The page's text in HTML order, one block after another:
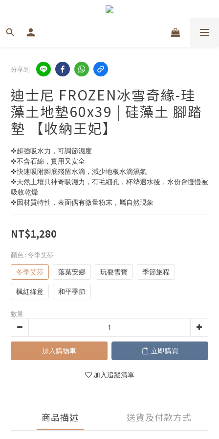
分享到
迪士尼 FROZEN冰雪奇緣-珪
藻土地墊60x39 | 硅藻土 腳踏
墊 【收納王妃】
✜超強吸水力，可調節濕度
✜不含石綿，實用又安全
✜快速吸附腳底殘留水滴，減少地板水滴濕氣
✜天然土壤具神奇吸濕力，有毛細孔，杯墊遇水後，水份會慢慢被
吸收乾燥
✜因材質特性，表面偶有微量粉末，屬自然現象
NT$1,280
顏色 : 冬季艾莎
冬季艾莎 落葉安娜 玩耍雪寶 季節旅程
楓紅綠意 和平季節
數量
加入購物車 立即購買
加入追蹤清單
商品描述 送貨及付款方式